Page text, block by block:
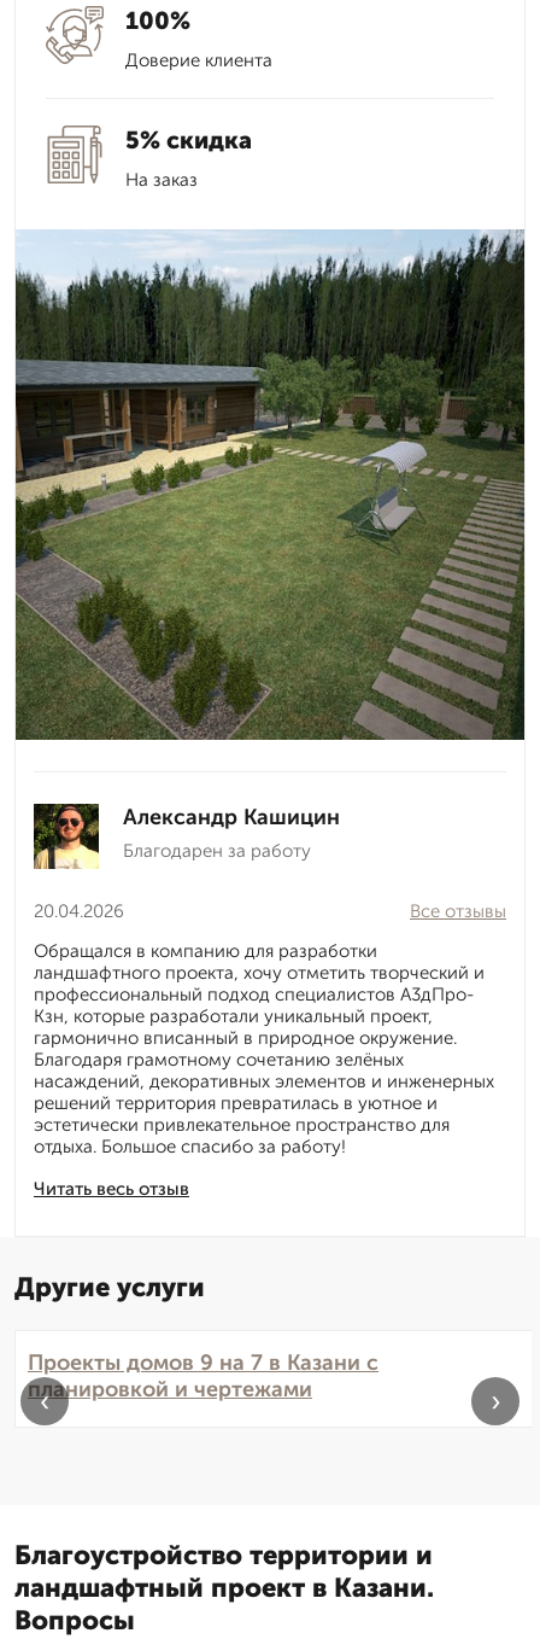
100%
Доверие клиента
5% скидка
На заказ
Александр Кашицин
Благодарен за работу
20.04.2026
Читать весь отзыв
Все отзывы
Обращался в компанию для разработки
ландшафтного проекта, хочу отметить творческий и
профессиональный подход специалистов А3дПро-
Кзн, которые разработали уникальный проект,
гармонично вписанный в природное окружение.
Благодаря грамотному сочетанию зелёных
насаждений, декоративных элементов и инженерных
решений территория превратилась в уютное и
эстетически привлекательное пространство для
отдыха. Большое спасибо за работу!
Другие услуги
Проекты домов 9 на 7 в Казани с
планировкой и чертежами
‹ ›
Благоустройство территории и
ландшафтный проект в Казани.
Вопросы